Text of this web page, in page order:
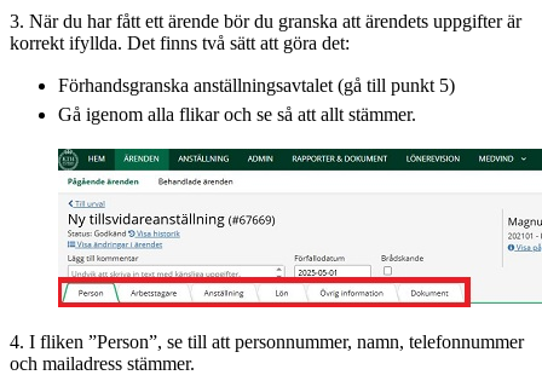
3. När du har fått ett ärende bör du granska att ärendets uppgifter är
korrekt ifyllda. Det finns två sätt att göra det:
Förhandsgranska anställningsavtalet (gå till punkt 5)
Gå igenom alla flikar och se så att allt stämmer.
4. I fliken ”Person”, se till att personnummer, namn, telefonnummer
och mailadress stämmer.